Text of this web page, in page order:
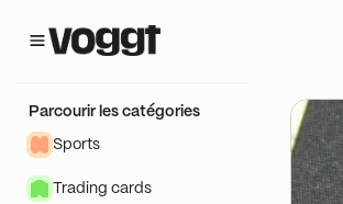
Parcourir les catégories
Sports
Trading cards